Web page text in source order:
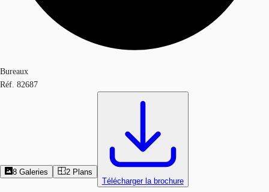
Bureaux
Réf. 82687
8 Galeries 2 Plans
Télécharger la brochure